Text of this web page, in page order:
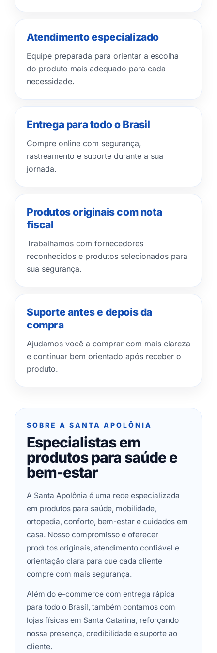
Atendimento especializado
Equipe preparada para orientar a escolha
do produto mais adequado para cada
necessidade.
Entrega para todo o Brasil
Compre online com segurança,
rastreamento e suporte durante a sua
jornada.
Produtos originais com nota
fiscal
Trabalhamos com fornecedores
reconhecidos e produtos selecionados para
sua segurança.
Suporte antes e depois da
compra
Ajudamos você a comprar com mais clareza
e continuar bem orientado após receber o
produto.
SOBRE A SANTA APOLÔNIA
Especialistas em
produtos para saúde e
bem-estar
A Santa Apolônia é uma rede especializada
em produtos para saúde, mobilidade,
ortopedia, conforto, bem-estar e cuidados em
casa. Nosso compromisso é oferecer
produtos originais, atendimento confiável e
orientação clara para que cada cliente
compre com mais segurança.
Além do e-commerce com entrega rápida
para todo o Brasil, também contamos com
lojas físicas em Santa Catarina, reforçando
nossa presença, credibilidade e suporte ao
cliente.